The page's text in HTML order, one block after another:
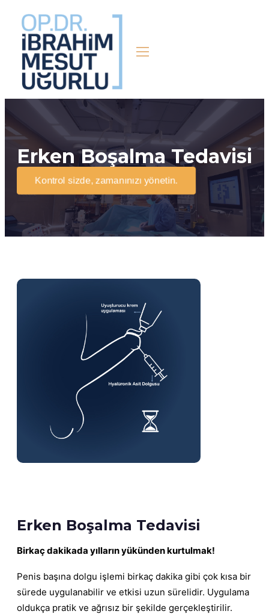
Erken Boşalma Tedavisi
Kontrol sizde, zamanınızı yönetin.
Erken Boşalma Tedavisi
Birkaç dakikada yılların yükünden kurtulmak!
Penis başına dolgu işlemi birkaç dakika gibi çok kısa bir
sürede uygulanabilir ve etkisi uzun sürelidir. Uygulama
oldukça pratik ve ağrısız bir şekilde gerçekleştirilir.